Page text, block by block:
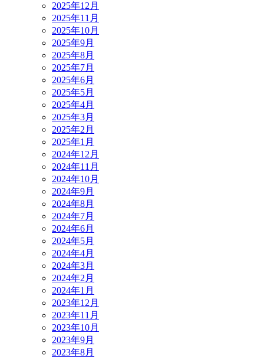
2025年12月
2025年11月
2025年10月
2025年9月
2025年8月
2025年7月
2025年6月
2025年5月
2025年4月
2025年3月
2025年2月
2025年1月
2024年12月
2024年11月
2024年10月
2024年9月
2024年8月
2024年7月
2024年6月
2024年5月
2024年4月
2024年3月
2024年2月
2024年1月
2023年12月
2023年11月
2023年10月
2023年9月
2023年8月